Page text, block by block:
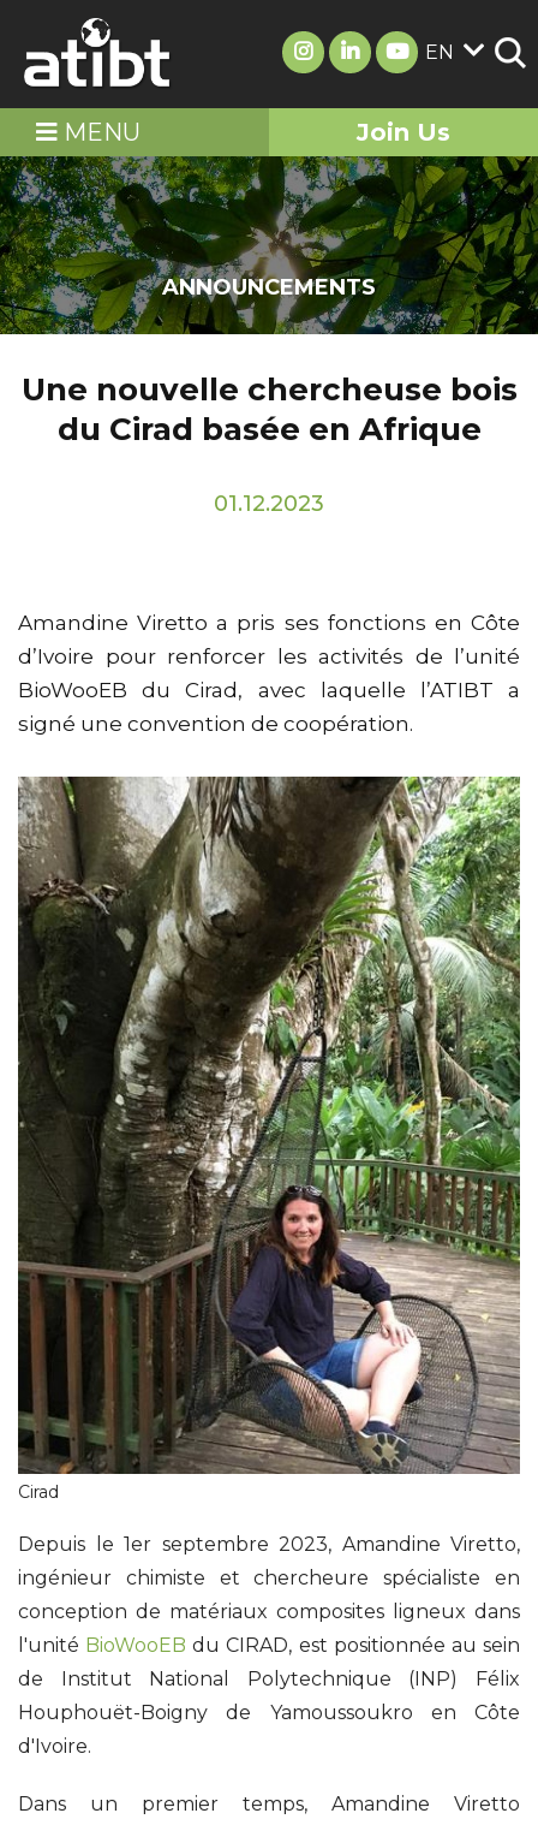
EN
MENU Join Us
ANNOUNCEMENTS
Une nouvelle chercheuse bois
du Cirad basée en Afrique
01.12.2023
Amandine Viretto a pris ses fonctions en Côte
d’Ivoire pour renforcer les activités de l’unité
BioWooEB du Cirad, avec laquelle l’ATIBT a
signé une convention de coopération.
Cirad
Depuis le 1er septembre 2023, Amandine Viretto,
ingénieur chimiste et chercheure spécialiste en
conception de matériaux composites ligneux dans
l'unité BioWooEB du CIRAD, est positionnée au sein
de Institut National Polytechnique (INP) Félix
Houphouët-Boigny de Yamoussoukro en Côte
d'Ivoire.
Dans un premier temps, Amandine Viretto